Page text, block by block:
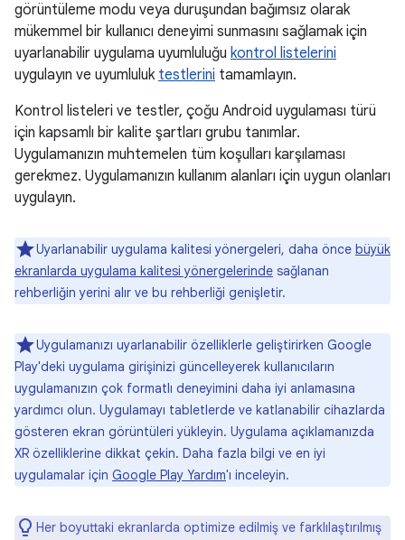
görüntüleme modu veya duruşundan bağımsız olarak
mükemmel bir kullanıcı deneyimi sunmasını sağlamak için
uyarlanabilir uygulama uyumluluğu kontrol listelerini
uygulayın ve uyumluluk testlerini tamamlayın.
Kontrol listeleri ve testler, çoğu Android uygulaması türü
için kapsamlı bir kalite şartları grubu tanımlar.
Uygulamanızın muhtemelen tüm koşulları karşılaması
gerekmez. Uygulamanızın kullanım alanları için uygun olanları
uygulayın.
Uyarlanabilir uygulama kalitesi yönergeleri, daha önce büyük
ekranlarda uygulama kalitesi yönergelerinde sağlanan
rehberliğin yerini alır ve bu rehberliği genişletir.
Uygulamanızı uyarlanabilir özelliklerle geliştirirken Google
Play'deki uygulama girişinizi güncelleyerek kullanıcıların
uygulamanızın çok formatlı deneyimini daha iyi anlamasına
yardımcı olun. Uygulamayı tabletlerde ve katlanabilir cihazlarda
gösteren ekran görüntüleri yükleyin. Uygulama açıklamanızda
XR özelliklerine dikkat çekin. Daha fazla bilgi ve en iyi
uygulamalar için Google Play Yardım'ı inceleyin.
Her boyuttaki ekranlarda optimize edilmiş ve farklılaştırılmış